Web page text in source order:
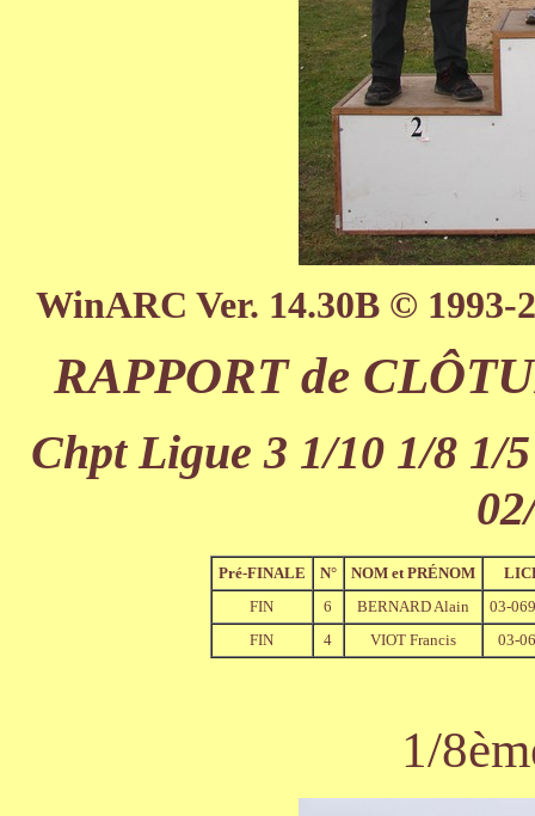
WinARC Ver. 14.30B ©
RAPPORT de
Chpt Ligue 3 1/10 1/8 1/
Pré-FINALE N° NOM et PRÉNOM
FIN
6 BERNARD Alain
03-
FIN
4 VIOT Francis 03-
1/